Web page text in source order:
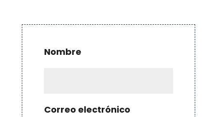
Nombre
Correo electrónico